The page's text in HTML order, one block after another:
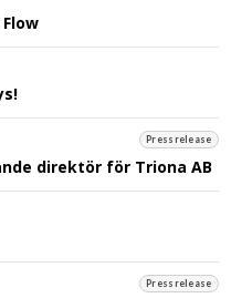
Pressrelease
direktör för Triona AB
Pressrelease